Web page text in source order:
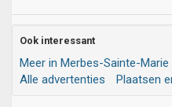
Ook interessant
Meer in Merbes-Sainte-Marie
Alle advertenties
Plaatsen